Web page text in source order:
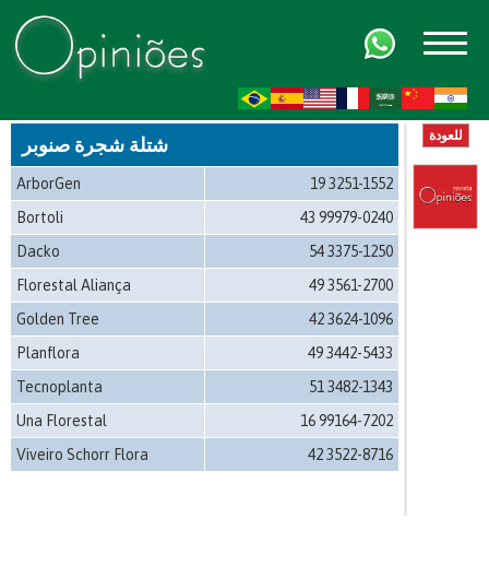
شتلة شجرة صنوبر
ArborGen
19 3251-1552
Bortoli
43 99979-0240
Dacko
54 3375-1250
Florestal Aliança
49 3561-2700
Golden Tree
42 3624-1096
Planflora
49 3442-5433
Tecnoplanta
51 3482-1343
Una Florestal
16 99164-7202
Viveiro Schorr Flora
42 3522-8716
للعودة